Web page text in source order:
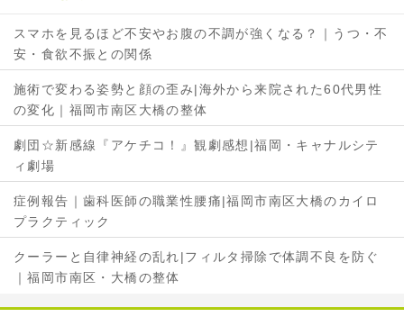
シ
ェ
ェ
ア
スマホを見るほど不安やお腹の不調が強くなる？｜うつ・不
安・食欲不振との関係
施術で変わる姿勢と顔の歪み|海外から来院された60代男性
の変化｜福岡市南区大橋の整体
劇団☆新感線『アケチコ！』観劇感想|福岡・キャナルシテ
ィ劇場
症例報告｜歯科医師の職業性腰痛|福岡市南区大橋のカイロ
プラクティック
クーラーと自律神経の乱れ|フィルタ掃除で体調不良を防ぐ
｜福岡市南区・大橋の整体